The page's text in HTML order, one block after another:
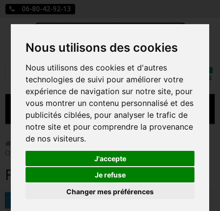
Nous utilisons des cookies
Nous utilisons des cookies et d'autres
technologies de suivi pour améliorer votre
expérience de navigation sur notre site, pour
vous montrer un contenu personnalisé et des
publicités ciblées, pour analyser le trafic de
notre site et pour comprendre la provenance
de nos visiteurs.
J'accepte
Je refuse
Changer mes préférences
06-80-42-92-13
Rechercher
Mon
MENU
CARTE A JOUER
PRÉCOMMANDE FIGURINES POP
FIGURINES POP MANGA
FIGURINES POP DISNEY
Funko Pop! > Figurines Pop Disney
Owl House
Figurines Pop The Owl House